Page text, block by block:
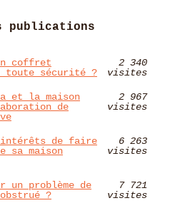
publications
coffret
toute sécurité ?
2 340
visites
et la maison
de
2 967
visites
intérêts de faire
sa maison
6 263
visites
un problème de
?
7 721
visites